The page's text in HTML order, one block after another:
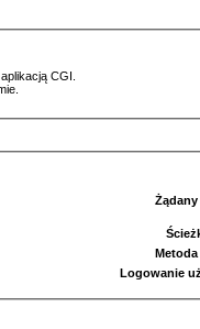
CGI.
Żądany
Logowanie